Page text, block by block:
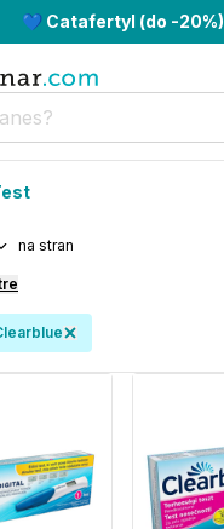
💙 Catafertyl (do -20%)
na stran